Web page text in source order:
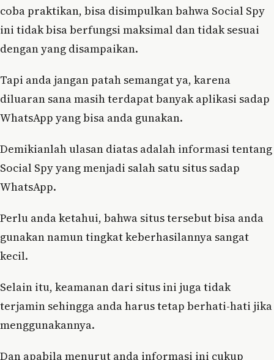
coba praktikan, bisa disimpulkan bahwa Social Spy
ini tidak bisa berfungsi maksimal dan tidak sesuai
dengan yang disampaikan.
Tapi anda jangan patah semangat ya, karena
diluaran sana masih terdapat banyak aplikasi sadap
WhatsApp yang bisa anda gunakan.
Demikianlah ulasan diatas adalah informasi tentang
Social Spy yang menjadi salah satu situs sadap
WhatsApp.
Perlu anda ketahui, bahwa situs tersebut bisa anda
gunakan namun tingkat keberhasilannya sangat
kecil.
Selain itu, keamanan dari situs ini juga tidak
terjamin sehingga anda harus tetap berhati-hati jika
menggunakannya.
Dan apabila menurut anda informasi ini cukup